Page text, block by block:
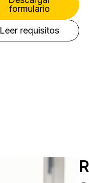
formulario
Leer requisitos